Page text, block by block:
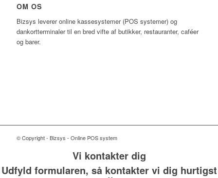
OM OS
Bizsys leverer online kassesystemer (POS systemer) og
dankortterminaler til en bred vifte af butikker, restauranter, caféer
og barer.
© Copyright - Bizsys - Online POS system
Vi kontakter dig
Udfyld formularen, så kontakter vi dig hurtigst